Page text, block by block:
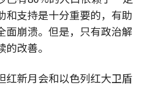
和支持是十分重要的，有助
面崩溃。但是，只有政治解
改善。
红新月会和以色列红大卫盾